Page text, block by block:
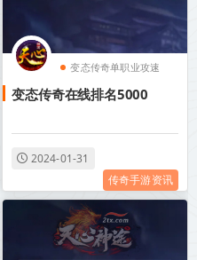
变态传奇单职业攻速
变态传奇单职业手机版
变态传奇世界手机版SF
变态传奇在线排名5000
2024-01-31
传奇手游资讯